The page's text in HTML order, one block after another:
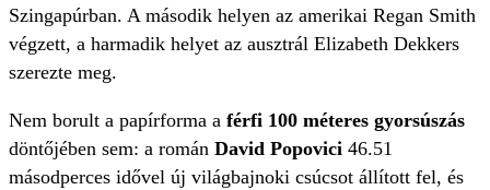
Szingapúrban. A második helyen az amerikai Regan Smith
végzett, a harmadik helyet az ausztrál Elizabeth Dekkers
szerezte meg.
Nem borult a papírforma a férfi 100 méteres gyorsúszás
döntőjében sem: a román David Popovici 46.51
másodperces idővel új világbajnoki csúcsot állított fel, és